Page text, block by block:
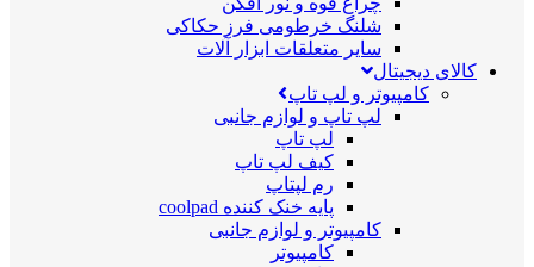
شلنگ خرطومی فرز حکاکی
سایر متعلقات ابزار آلات
کالای دیجیتال
کامپیوتر و لپ تاپ
لپ تاپ و لوازم جانبی
لپ تاپ
کیف لپ تاپ
رم لپتاپ
پایه خنک کننده coolpad
کامپیوتر و لوازم جانبی
کامپیوتر